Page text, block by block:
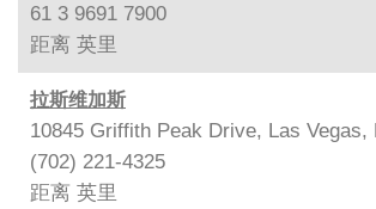
61 3 9691 7900
距离 英里
拉斯维加斯
10845 Griffith Peak Drive, Las Vegas,
(702) 221-4325
距离 英里